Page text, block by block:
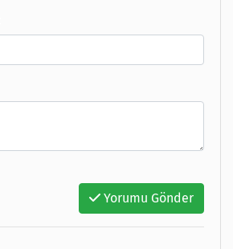
Yorumu Gönder